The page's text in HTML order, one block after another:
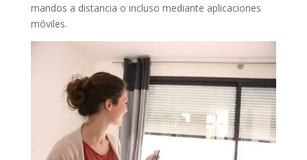
mandos a distancia o incluso mediante aplicaciones
móviles.